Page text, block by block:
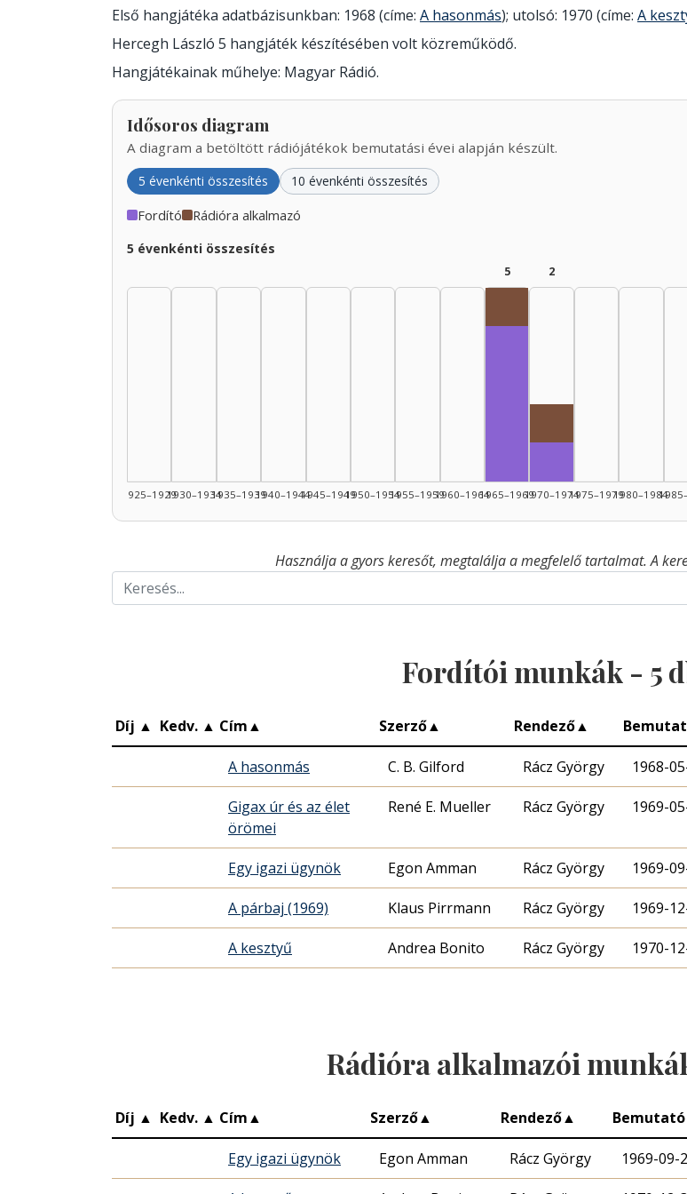
Első hangjátéka adatbázisunkban: 1968 (címe: A hasonmás); utolsó: 1970 (címe: A
Hercegh László 5 hangjáték készítésében volt közreműködő.
Hangjátékainak műhelye: Magyar Rádió.
Idősoros diagram
A diagram a betöltött rádiójátékok bemutatási évei alapján készült.
5 évenkénti összesítés 10 évenkénti összesítés
Fordító Rádióra alkalmazó
5 évenkénti összesítés
1925–19291930–19341935–19391940–19441945–19491950–19541955–19591960–1964
5
1965–1969
2
1970–19741975–19791980–1984
Használja a gyors keresőt, megtalálja a megfelelő tartalmat. A
Fordítói munkák - 5
Díj ▲ Kedv. ▲ Cím▲ Szerző▲ Rendező▲
A hasonmás C. B. Gilford Rácz György 1968-
Gigax úr és az élet
örömei
René E. Mueller Rácz György 1969-
Egy igazi ügynök Egon Amman Rácz György 1969-
A párbaj (1969) Klaus Pirrmann Rácz György 1969-
A kesztyű Andrea Bonito Rácz György 1970-
Rádióra alkalmazói
Díj ▲ Kedv. ▲ Cím▲ Szerző▲ Rendező▲ Bemutató
Egy igazi ügynök Egon Amman Rácz György 1969-09-